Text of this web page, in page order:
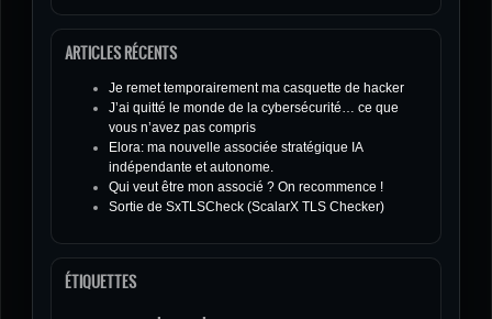
ARTICLES RÉCENTS
Je remet temporairement ma casquette de hacker
J’ai quitté le monde de la cybersécurité… ce que
vous n’avez pas compris
Elora: ma nouvelle associée stratégique IA
indépendante et autonome.
Qui veut être mon associé ? On recommence !
Sortie de SxTLSCheck (ScalarX TLS Checker)
ÉTIQUETTES